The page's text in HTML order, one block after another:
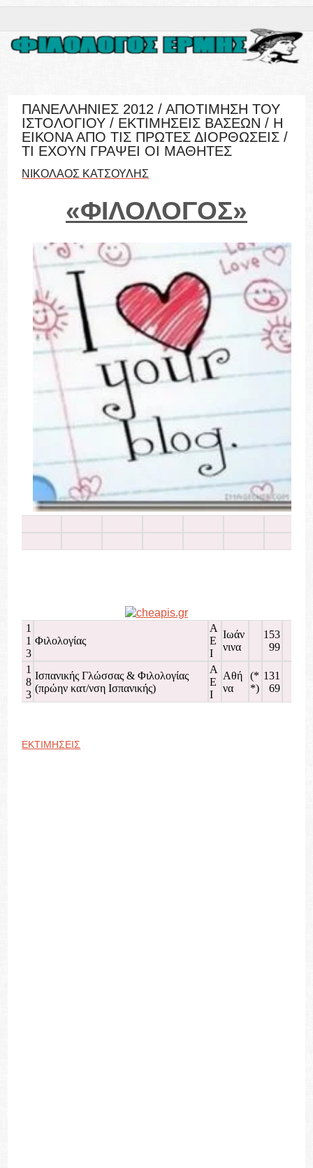
ΠΑΝΕΛΛΗΝΙΕΣ 2012 / ΑΠΟΤΙΜΗΣΗ ΤΟΥ
ΙΣΤΟΛΟΓΙΟΥ / ΕΚΤΙΜΗΣΕΙΣ ΒΑΣΕΩΝ / Η
ΕΙΚΟΝΑ ΑΠΟ ΤΙΣ ΠΡΩΤΕΣ ΔΙΟΡΘΩΣΕΙΣ /
ΤΙ ΕΧΟΥΝ ΓΡΑΨΕΙ ΟΙ ΜΑΘΗΤΕΣ
ΝΙΚΟΛΑΟΣ ΚΑΤΣΟΥΛΗΣ
«ΦΙΛΟΛΟΓΟΣ»
1
1
3
Φιλολογίας
Α
Ε
Ι
Ιωάν
νινα
153
99
1
8
3
Ισπανικής Γλώσσας & Φιλολογίας
(πρώην κατ/νση Ισπανικής)
Α
Ε
Ι
Αθή
να
(*
*)
131
69
ΕΚΤΙΜΗΣΕΙΣ